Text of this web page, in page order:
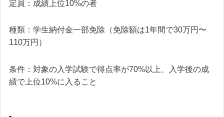
定員：成績上位10%の者
種類：学生納付金一部免除（免除額は1年間で30万円〜
110万円）
条件：対象の入学試験で得点率が70%以上、入学後の成
績で上位10%に入ること